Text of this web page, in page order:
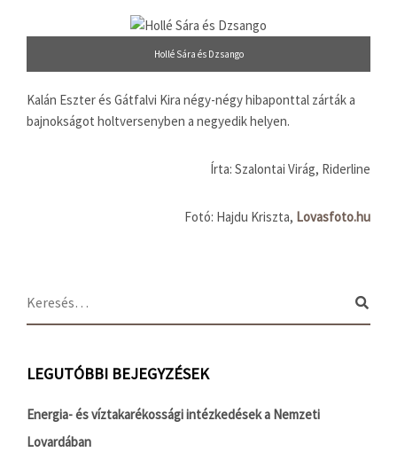
Hollé Sára és Dzsango
Kalán Eszter és Gátfalvi Kira négy-négy hibaponttal zárták a
bajnokságot holtversenyben a negyedik helyen.
Írta: Szalontai Virág, Riderline
Fotó: Hajdu Kriszta, Lovasfoto.hu
LEGUTÓBBI BEJEGYZÉSEK
Energia- és víztakarékossági intézkedések a Nemzeti
Lovardában